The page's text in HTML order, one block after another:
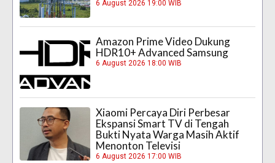
6 August 2026 19:00 WIB
Amazon Prime Video Dukung
HDR10+ Advanced Samsung
6 August 2026 18:00 WIB
Xiaomi Percaya Diri Perbesar
Ekspansi Smart TV di Tengah
Bukti Nyata Warga Masih Aktif
Menonton Televisi
6 August 2026 17:00 WIB